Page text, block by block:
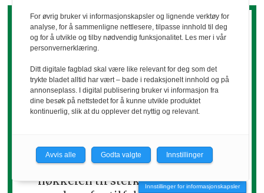
Det koker ned til
relasjoner
Grethe Holtanviser hvordan tillit,
kommunikasjon og gjensidighet er
nøkkelen til sterke nettverk – og
Innstillinger for informasjonskapsler
For øvrig bruker vi informasjonskapsler og lignende verktøy for
analyse, for å sammenligne nettlesere, tilpasse innhold til deg
og for å utvikle og tilby nødvendig funksjonalitet. Les mer i vår
personvernerklæring.
Ditt digitale fagblad skal være like relevant for deg som det
trykte bladet alltid har vært – bade i redaksjonelt innhold og på
annonseplass. I digital publisering bruker vi informasjon fra
dine besøk på nettstedet for å kunne utvikle produktet
kontinuerlig, slik at du opplever det nyttig og relevant.
Avvis alle Godta valgte Innstillinger